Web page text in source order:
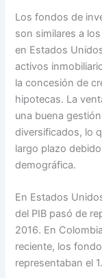
Los fondos de
son similares a
en Estados
activos
la concesión de
hipotecas. La
una buena
diversificados, lo
largo plazo
demográfica.
En Estados
del PIB pasó de
2016. En
reciente, los
representaban el